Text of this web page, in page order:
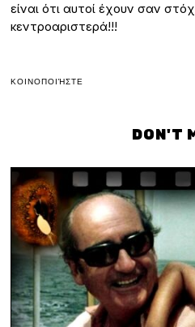
είναι ότι αυτοί έχουν σαν
κεντροαριστερά!!!
ΚΟΙΝΟΠΟΙΉΣΤΕ
DON'T